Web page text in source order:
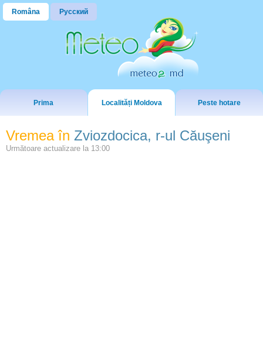
Româna Русский
Prima Localități Moldova Peste hotare
Vremea în Zviozdocica, r-ul Căuşeni
Următoare actualizare la 13:00